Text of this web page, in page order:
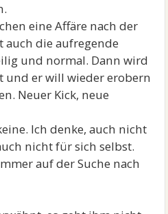
eine Affäre nach der
auch die aufregende
und normal. Dann wird
und er will wieder erobern
Neuer Kick, neue
Ich denke, auch nicht
nicht für sich selbst.
auf der Suche nach